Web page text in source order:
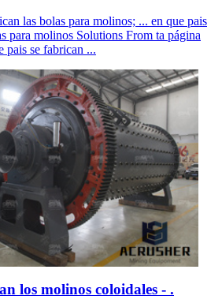
las bolas para molinos; ... en que pais
para molinos Solutions From ta página
pais se fabrican ...
los molinos coloidales - .